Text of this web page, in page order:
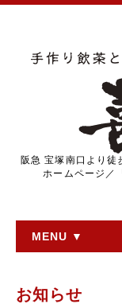
阪急 宝塚南口より徒
ホームページ／
MENU ▼
お知らせ